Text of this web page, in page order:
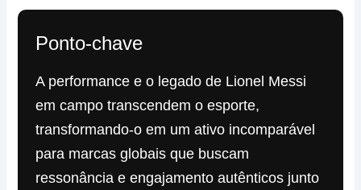
Ponto-chave
A performance e o legado de Lionel Messi
em campo transcendem o esporte,
transformando-o em um ativo incomparável
para marcas globais que buscam
ressonância e engajamento autênticos junto